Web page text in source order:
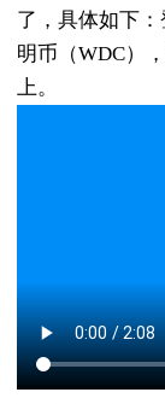
了，具体如下
明币（WDC）
上。